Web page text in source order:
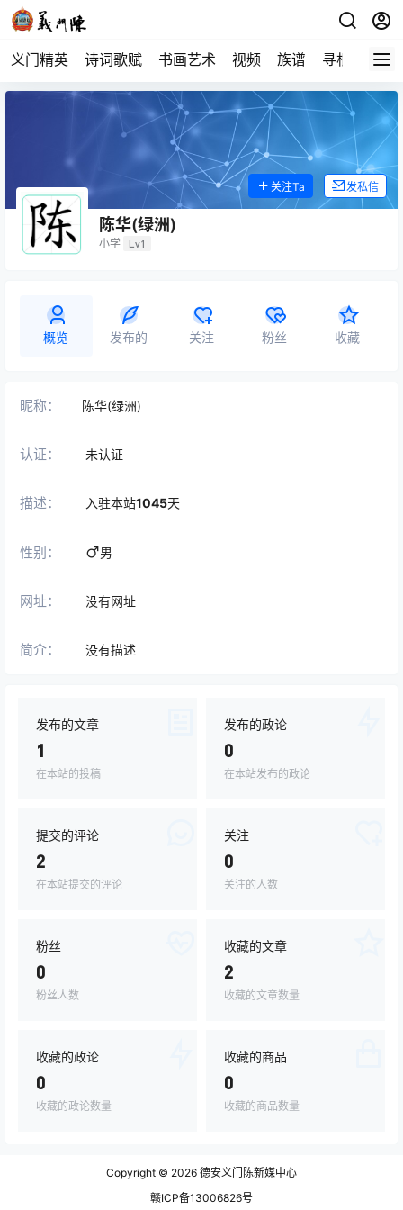
义门精英 诗词歌赋 书画艺术 视频 族谱 寻根
陈华(绿洲)
小学 Lv1
关注Ta 发私信
概览 发布的 关注 粉丝 收藏
昵称： 陈华(绿洲)
认证： 未认证
描述： 入驻本站1045天
性别： 男
网址： 没有网址
简介： 没有描述
发布的文章
1
在本站的投稿
发布的政论
0
在本站发布的政论
提交的评论
2
在本站提交的评论
关注
0
关注的人数
粉丝
0
粉丝人数
收藏的文章
2
收藏的文章数量
收藏的政论
0
收藏的政论数量
收藏的商品
0
收藏的商品数量
Copyright © 2026 德安义门陈新媒中心
赣ICP备13006826号